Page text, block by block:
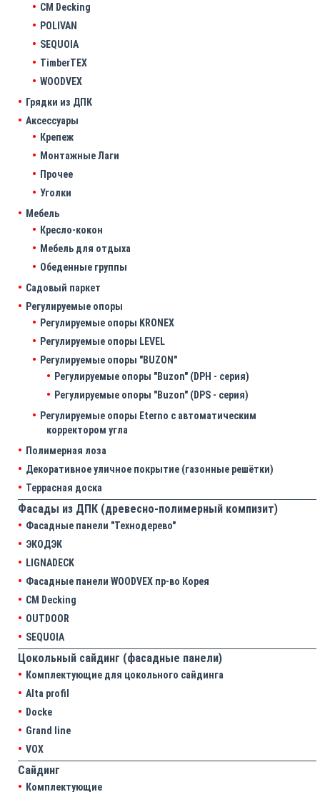
CM Decking
POLIVAN
SEQUOIA
TimberTEX
WOODVEX
Грядки из ДПК
Аксессуары
Крепеж
Монтажные Лаги
Прочее
Уголки
Мебель
Кресло-кокон
Мебель для отдыха
Обеденные группы
Садовый паркет
Регулируемые опоры
Регулируемые опоры KRONEX
Регулируемые опоры LEVEL
Регулируемые опоры "BUZON"
Регулируемые опоры "Buzon" (DPH - серия)
Регулируемые опоры "Buzon" (DPS - серия)
Регулируемые опоры Eterno с автоматическим
корректором угла
Полимерная лоза
Декоративное уличное покрытие (газонные решётки)
Террасная доска
Фасады из ДПК (древесно-полимерный компизит)
Фасадные панели "Технодерево"
ЭКОДЭК
LIGNADECK
Фасадные панели WOODVEX пр-во Корея
CM Decking
OUTDOOR
SEQUOIA
Цокольный сайдинг (фасадные панели)
Комплектующие для цокольного сайдинга
Alta profil
Docke
Grand line
VOX
Сайдинг
Комплектующие